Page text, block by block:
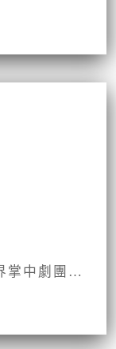
10.台灣（閩南）布袋戲：新世界掌中劇團第2集第19、20面